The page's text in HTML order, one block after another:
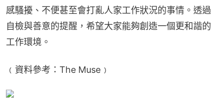
感騷擾、不便甚至會打亂人家工作狀況的事情。透過
自檢與善意的提醒，希望大家能夠創造一個更和諧的
工作環境。
﹙資料參考：The Muse﹚